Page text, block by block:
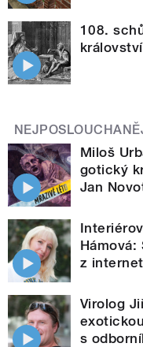
108.
Miloš
gotický
Jan
z
Virolog
s